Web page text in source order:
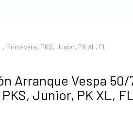
Primavera, PKS, Junior, PK XL, FL
Arranque Vespa 50/
Junior, PK XL,